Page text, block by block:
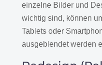
einzelne Bilder und
wichtig sind, können
Tablets oder
ausgeblendet werden